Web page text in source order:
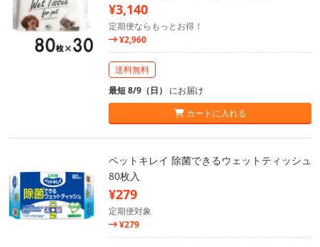
¥3,140
定期便ならもっとお得！
¥2,960
送料無料
最短 8/9（日） にお届け
カートに入れる
ペットキレイ 除菌できるウェットティッシュ
80枚入
¥279
定期便対象
¥279